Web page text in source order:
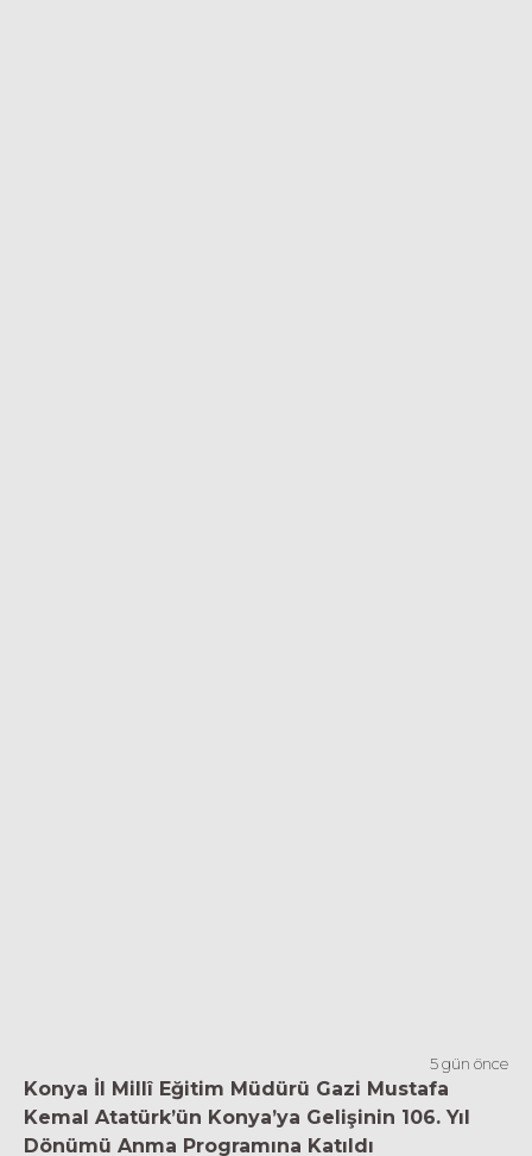
5 gün önce
Konya İl Millî Eğitim Müdürü Gazi Mustafa
Kemal Atatürk’ün Konya’ya Gelişinin 106. Yıl
Dönümü Anma Programına Katıldı